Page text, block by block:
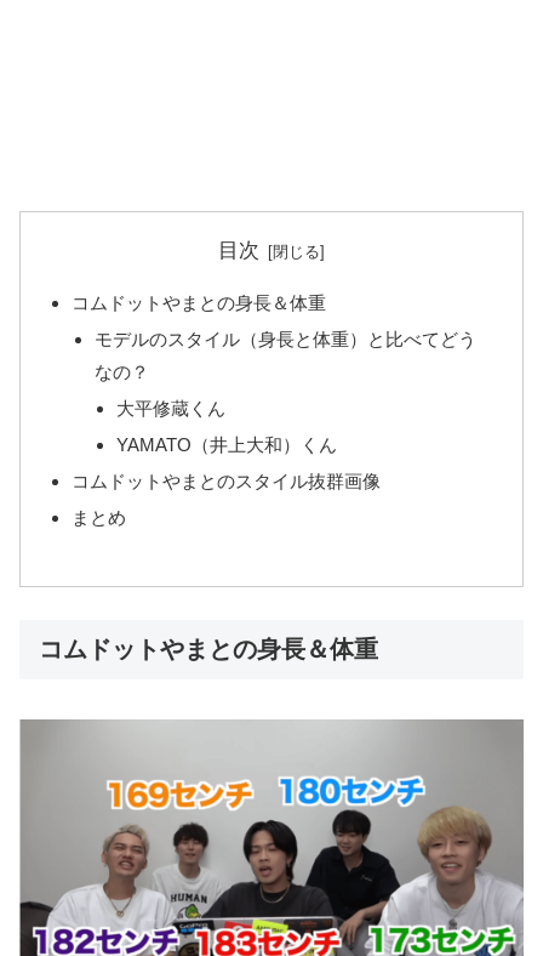
目次
コムドットやまとの身長＆体重
モデルのスタイル（身長と体重）と比べてどう
なの？
大平修蔵くん
YAMATO（井上大和）くん
コムドットやまとのスタイル抜群画像
まとめ
コムドットやまとの身長＆体重